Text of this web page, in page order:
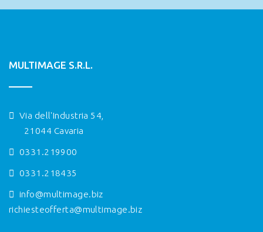
MULTIMAGE S.R.L.
Via dell'Industria 54,
21044 Cavaria
0331.219900
0331.218435
info@multimage.biz
richiesteofferta@multimage.biz